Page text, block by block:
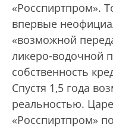
«Росспиртпром».
впервые
«возможной
ликеро-водочной
собственность
Спустя 1,5 года
реальностью.
«Росспиртпром»